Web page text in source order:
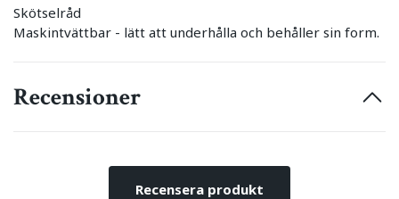
Skötselråd
Maskintvättbar - lätt att underhålla och behåller sin form.
Recensioner
Recensera produkt